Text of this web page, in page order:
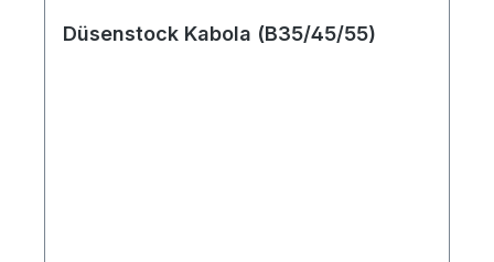
Düsenstock Kabola (B35/45/55)